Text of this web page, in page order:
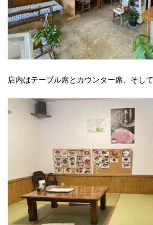
店内はテーブル席とカウンター席、そして